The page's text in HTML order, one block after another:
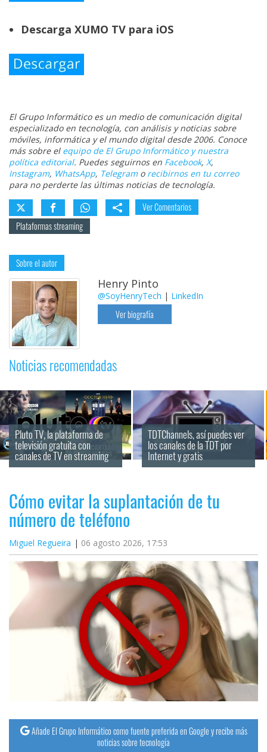
Descarga XUMO TV para iOS
El Grupo Informático es un medio de comunicación digital
especializado en tecnología, con análisis y noticias sobre
móviles, informática y el mundo digital desde 2006. Conoce
más sobre el equipo de El Grupo Informático y nuestra
política editorial. Puedes seguirnos en Facebook, X,
Instagram, WhatsApp, Telegramo recibirnos en tu correo
para no perderte las últimas noticias de tecnología.
Ver Comentarios
Plataformas streaming
Sobre el autor
Henry Pinto
@SoyHenryTech | LinkedIn
Ver biografía
Noticias recomendadas
Pluto TV, la plataforma de
televisión gratuita con
canales de TV en streaming
TDTChannels, así puedes ver
los canales de la TDT por
Internet y gratis
Cómo evitar la suplantación de tu
número de teléfono
Miguel Regueira 06 agosto 2026, 17:53
Añade El Grupo Informático como fuente preferida en Google y recibe más
noticias sobre tecnología